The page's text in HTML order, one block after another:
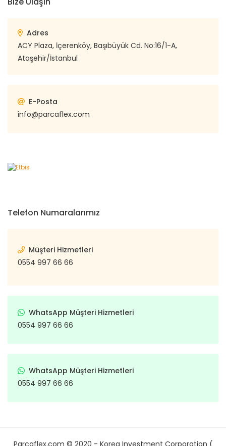
Adres
ACY Plaza, İçerenköy, Başıbüyük Cd. No:16/1-A,
Ataşehir/İstanbul
E-Posta
info@parcaflex.com
Telefon Numaralarımız
Müşteri Hizmetleri
0554 997 66 66
WhatsApp Müşteri Hizmetleri
0554 997 66 66
WhatsApp Müşteri Hizmetleri
0554 997 66 66
Parcaflex.com © 2020 - Korea Investment Corporation (